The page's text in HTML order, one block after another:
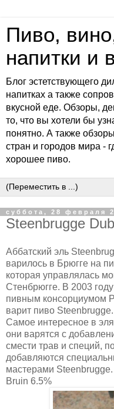
Пиво,
напитки и
Блог эстетствующего
напитках а также
вкусной еде. Обзоры,
то, что вы хотели бы
понятно. А также
стран и городов мира -
хорошее пиво.
суббота, 28 февраля
Steenbrugge
Аббатский эль
варилось в Брюгге на
которая управлялась
Стенбрюгге. В 2003
пивным консорциумом
варит пиво Steenbrugge.
Самое интересное в
они варятся с
смести трав и специй,
добавляются
мастерами
Bruin 6.5%